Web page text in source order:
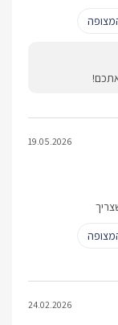
19.05.2026
24.02.2026